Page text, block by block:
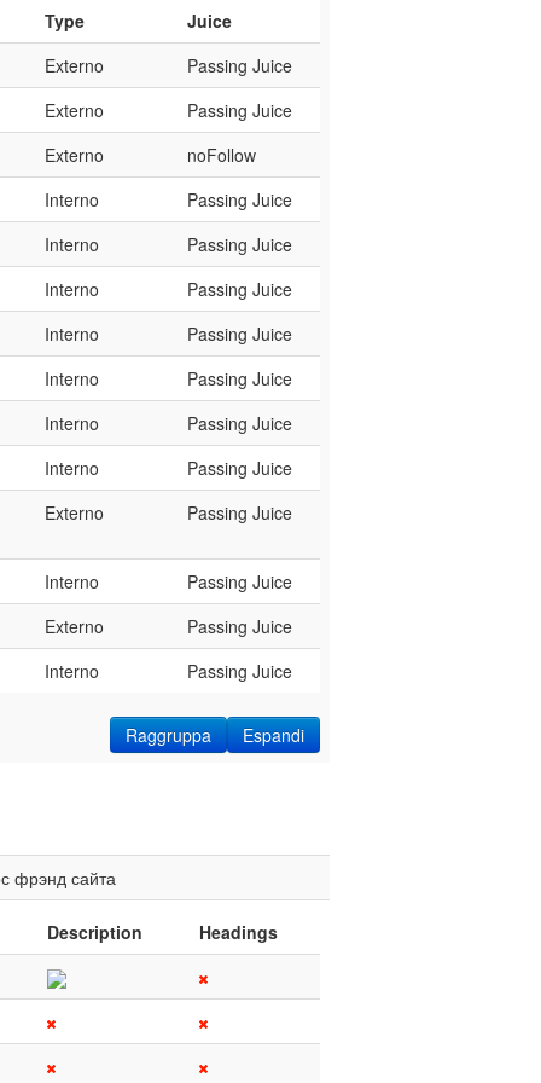
Type
Juice
Externo
Passing Juice
Externo
Passing Juice
Externo
noFollow
Interno
Passing Juice
Interno
Passing Juice
Interno
Passing Juice
Interno
Passing Juice
Interno
Passing Juice
Interno
Passing Juice
Interno
Passing Juice
Externo Passing Juice
Interno
Passing Juice
Externo
Passing Juice
Interno Passing Juice
Espandi
Raggruppa
фрэнд сайта
Description
Headings